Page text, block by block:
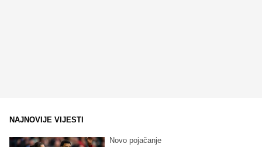
NAJNOVIJE VIJESTI
Novo pojačanje